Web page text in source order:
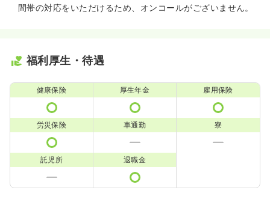
間帯の対応をいただけるため、オンコールがございません。
福利厚生・待遇
健康保険 厚生年金 雇用保険
労災保険 車通勤 寮
託児所 退職金